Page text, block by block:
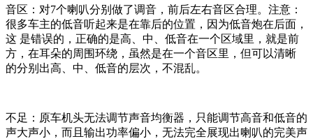
音区：对7个喇叭分别做了调音，前后左右音区合理。注意：
很多车主的低音听起来是在靠后的位置，因为低音炮在后面，
这 是错误的，正确的是高、中、低音在一个区域里，就是前
方，在耳朵的周围环绕，虽然是在一个音区里，但可以清晰
的分别出高、中、低音的层次，不混乱。
不足：原车机头无法调节声音均衡器，只能调节高音和低音的
声大声小，而且输出功率偏小，无法完全展现出喇叭的完美声